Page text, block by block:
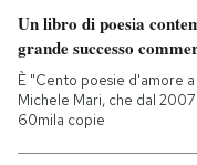
PODCAST
NEWSLETTER
Un libro di poesia
grande successo
È "Cento poesie d'amore a
Michele Mari, che dal
60mila copie